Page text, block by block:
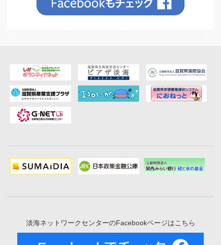
淡海ネットワークセンターのFacebookページはこちら